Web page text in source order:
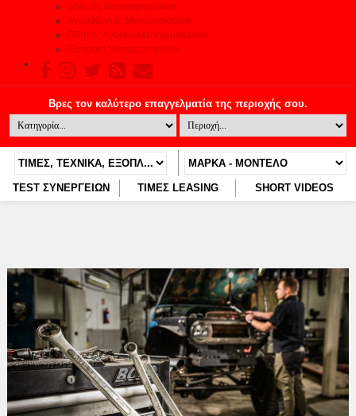
Δοκιμές Μεταχειρισμένων
Αγοράζοντας Μεταχειρισμένο
Οδηγός Αγοράς Μεταχειρισμένου
Έμποροι Μεταχειρισμένων
TEST ΣΥΝΕΡΓΕΙΩΝ ΤΙΜΕΣ LEASING SHORT VIDEOS